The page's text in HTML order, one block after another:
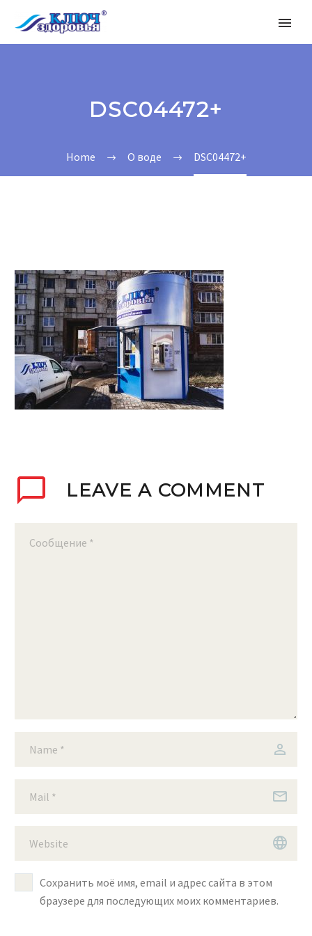
DSC04472+
Home О воде DSC04472+
LEAVEA COMMENT
Сохранить моё имя, email и адрес сайта в этом
браузере для последующих моих комментариев.